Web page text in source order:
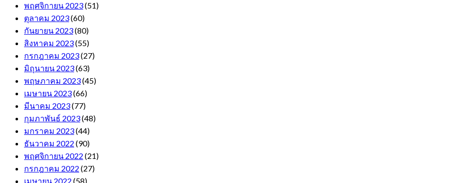
พฤศจิกายน 2023(51)
ตุลาคม 2023(60)
กันยายน 2023(80)
สิงหาคม 2023(55)
กรกฎาคม 2023(27)
มิถุนายน 2023(63)
พฤษภาคม 2023(45)
เมษายน 2023(66)
มีนาคม 2023(77)
กุมภาพันธ์ 2023(48)
มกราคม 2023(44)
ธันวาคม 2022 (90)
พฤศจิกายน 2022 (21)
กรกฎาคม 2022 (27)
เมษายน 2022 (58)